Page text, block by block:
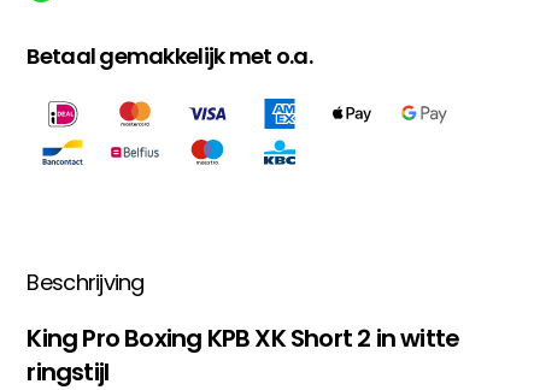
Betaal gemakkelijk met o.a.
Beschrijving
King Pro Boxing KPB XK Short 2 in witte
ringstijl